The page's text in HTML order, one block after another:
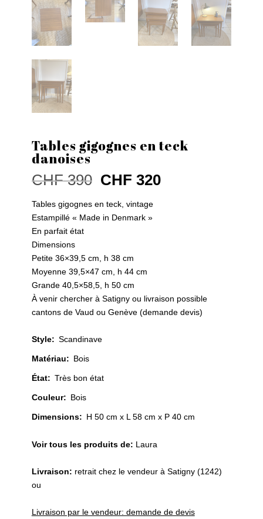
Tables gigognes en teck
danoises
CHF390 Le
initial
était :
CHF 320Le
Tables gigognes en teck, vintage
Estampillé « Made in Denmark »
En parfait état
Dimensions
Petite 36×39,5 cm, h 38 cm
Moyenne 39,5×47 cm, h 44 cm
Grande 40,5×58,5, h 50 cm
À venir chercher à Satigny ou livraison possible
cantons de Vaud ou Genève (demande devis)
Style: Scandinave
Matériau: Bois
État: Très bon état
Couleur: Bois
Dimensions: H 50 cm x L 58 cm x P 40 cm
Voir tous les produits de: Laura
Livraison: retrait chez le vendeur à Satigny (1242)
ou
Livraison par le vendeur: demande de devis